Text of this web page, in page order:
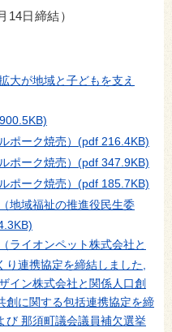
14日締結）
が地域と子どもを支え
ーク焼売） (pdf 216.4KB)
ーク焼売） (pdf 347.9KB)
ーク焼売） (pdf 185.7KB)
地域福祉の推進役民生委
イオンペット株式会社と
り連携協定を締結しました,
イン株式会社と関係人口創
創に関する包括連携協定を締
び 那須町議会議員補欠選挙